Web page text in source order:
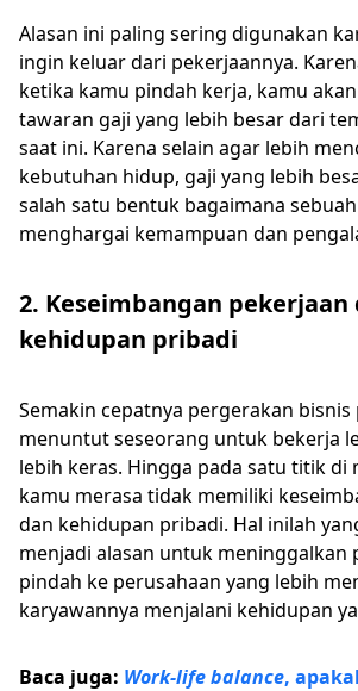
Alasan ini paling sering digunakan
ingin keluar dari pekerjaannya.
ketika kamu pindah kerja, kamu
tawaran gaji yang lebih besar dari
saat ini. Karena selain agar lebih
kebutuhan hidup, gaji yang lebih
salah satu bentuk bagaimana
menghargai kemampuan dan
2. Keseimbangan pekerjaan
kehidupan pribadi
Semakin cepatnya pergerakan bisnis
menuntut seseorang untuk bekerja
lebih keras. Hingga pada satu titik di
kamu merasa tidak memiliki
dan kehidupan pribadi. Hal inilah
menjadi alasan untuk meninggalkan
pindah ke perusahaan yang lebih
karyawannya menjalani kehidupan
Baca juga: Work-life balance,